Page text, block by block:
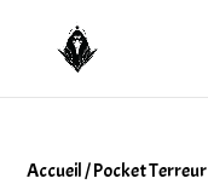
Accueil/Pocket Terreur